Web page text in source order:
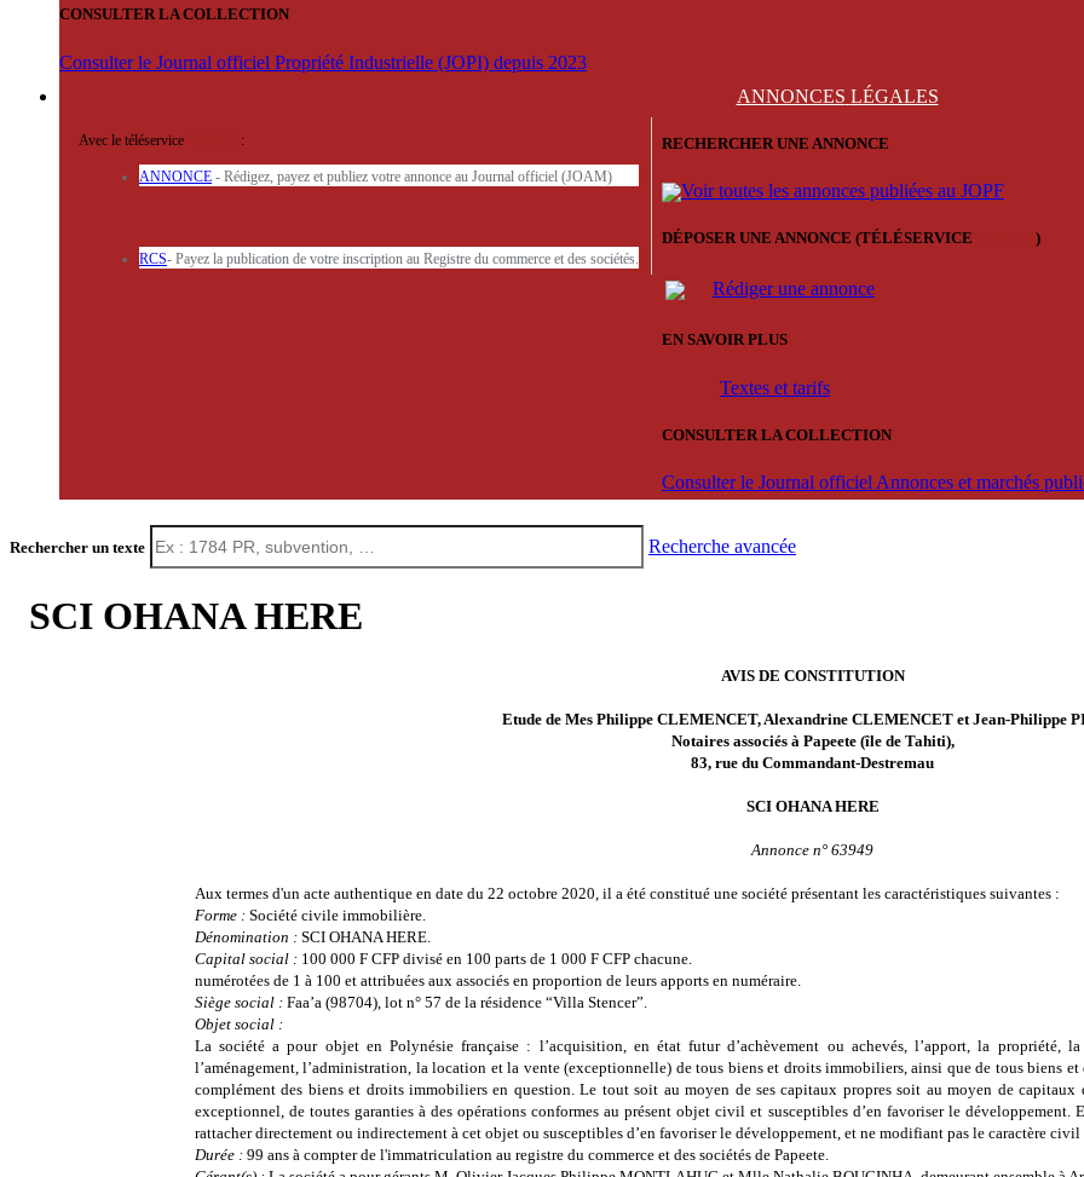
CONSULTER LA COLLECTION
Consulter le Journal officiel Propriété Industrielle (JOPI) depuis 2023
ANNONCES LÉGALES
Avec le téléservice :
ANNONCE - Rédigez, payez et publiez votre annonce au Journal officiel (JOAM)
RCS- Payez la publication de votre inscription au Registre du commerce et des sociétés.
RECHERCHER UNE ANNONCE
Voir toutes les annonces publiées au JOPF
DÉPOSER UNE ANNONCE (TÉLÉSERVICE )
Rédiger une annonce
EN SAVOIR PLUS
Textes et tarifs
CONSULTER LA COLLECTION
Consulter le Journal officiel Annonces et marchés
Rechercher un texte Recherche avancée
SCI OHANA HERE
AVIS DE CONSTITUTION
Etude de Mes Philippe CLEMENCET, Alexandrine CLEMENCET et Jean-Philippe
Notaires associés à Papeete (île de Tahiti),
83, rue du Commandant-Destremau
SCI OHANA HERE
Annonce n° 63949
Aux termes d'un acte authentique en date du 22 octobre 2020, il a été constitué une société présentant les caractéristiques suivantes :
Forme :Société civile immobilière.
Dénomination : SCI OHANA HERE.
Capital social :100 000 F CFP divisé en 100 parts de 1 000 F CFP chacune.
numérotées de 1 à 100 et attribuées aux associés en proportion de leurs apports en numéraire.
Siège social :Faa’a (98704), lot n° 57 de la résidence “Villa Stencer”.
Objet social :
La société a pour objet en Polynésie française : l’acquisition, en état futur d’achèvement ou achevés, l’apport, la propriété,
l’aménagement, l’administration, la location et la vente (exceptionnelle) de tous biens et droits immobiliers, ainsi que de tous biens
complément des biens et droits immobiliers en question. Le tout soit au moyen de ses capitaux propres soit au moyen de capitaux
exceptionnel, de toutes garanties à des opérations conformes au présent objet civil et susceptibles d’en favoriser le développement.
rattacher directement ou indirectement à cet objet ou susceptibles d’en favoriser le développement, et ne modifiant pas le caractère civil
Durée :99 ans à compter de l'immatriculation au registre du commerce et des sociétés de Papeete.